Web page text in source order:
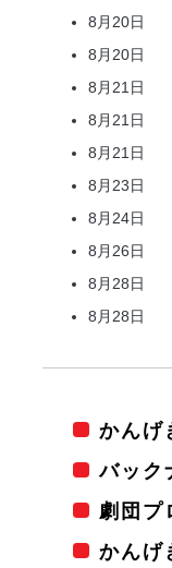
8月20日
8月20日
8月21日
8月21日
8月21日
8月23日
8月24日
8月26日
8月28日
8月28日
かんげ
バック
劇団プ
かんげ